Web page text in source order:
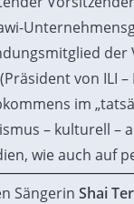
der
(Präsident von ILI
im
– kulturell –
wie auch auf
Sängerin Shai